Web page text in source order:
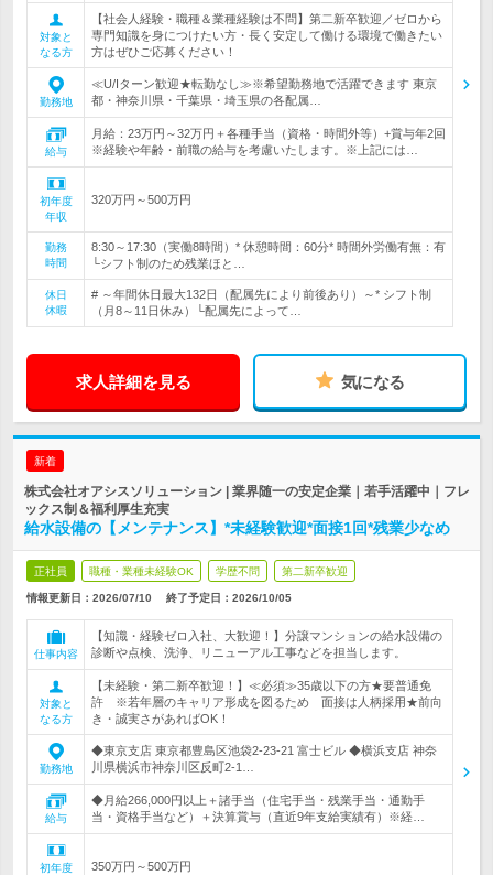
対象と
なる方
【社会人経験・職種＆業種経験は不問】第二新卒歓迎／ゼロから
専門知識を身につけたい方・長く安定して働ける環境で働きたい
方はぜひご応募ください！
勤務地
≪U/Iターン歓迎★転勤なし≫※希望勤務地で活躍できます 東京
都・神奈川県・千葉県・埼玉県の各配属…
給与
月給：23万円～32万円＋各種手当（資格・時間外等）+賞与年2回
※経験や年齢・前職の給与を考慮いたします。※上記には…
初年度
年収
320万円～500万円
勤務
時間
8:30～17:30（実働8時間）* 休憩時間：60分* 時間外労働有無：有
└シフト制のため残業ほと…
休日
休暇
# ～年間休日最大132日（配属先により前後あり）～* シフト制
（月8～11日休み）└配属先によって…
求人詳細を見る 気になる
新着
株式会社オアシスソリューション | 業界随一の安定企業｜若手活躍中｜フレ
ックス制＆福利厚生充実
給水設備の【メンテナンス】*未経験歓迎*面接1回*残業少なめ
正社員 職種・業種未経験OK 学歴不問 第二新卒歓迎
情報更新日：2026/07/10 終了予定日： 2026/10/05
仕事内容
【知識・経験ゼロ入社、大歓迎！】分譲マンションの給水設備の
診断や点検、洗浄、リニューアル工事などを担当します。
対象と
なる方
【未経験・第二新卒歓迎！】≪必須≫35歳以下の方★要普通免
許 ※若年層のキャリア形成を図るため 面接は人柄採用★前向
き・誠実さがあればOK！
勤務地
◆東京支店 東京都豊島区池袋2-23-21 富士ビル ◆横浜支店 神奈
川県横浜市神奈川区反町2-1…
給与
◆月給266,000円以上＋諸手当（住宅手当・残業手当・通勤手
当・資格手当など）＋決算賞与（直近9年支給実績有）※経…
初年度
350万円～500万円